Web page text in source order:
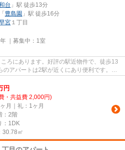
台 」駅 徒歩13分
「 豊島園 」駅 徒歩16分
宮 １丁目
｜募集中： 1室
ろにあります。好評の駅近物件で、徒歩13
のアパートは2駅が近くにあり便利です。こ
円
・共益費 2,000円)
月｜礼：1ヶ月
：2階
：1DK
30.78㎡